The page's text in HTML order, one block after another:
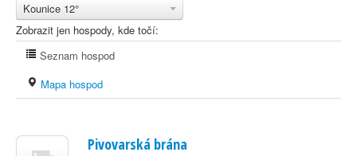
Kounice 12°
Zobrazit jen hospody, kde točí:
Seznam hospod
Mapa hospod
Pivovarská brána